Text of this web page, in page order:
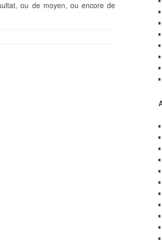
ou de moyen, ou encore de